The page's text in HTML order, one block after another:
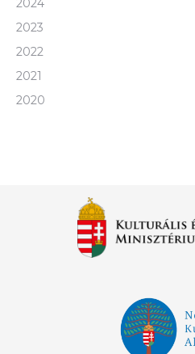
2024
2023
2022
2021
2020